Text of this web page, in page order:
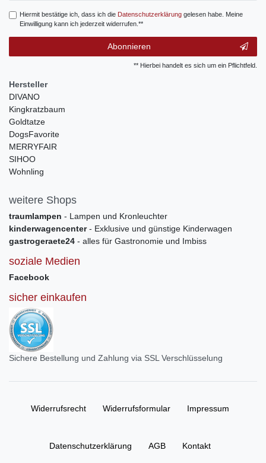
Hiermit bestätige ich, dass ich die Daten­schutz­erklärunggelesen habe. Meine
Einwilligung kann ich jederzeit widerrufen.**
Abonnieren
** Hierbei handelt es sich um ein Pflichtfeld.
Hersteller
DIVANO
Kingkratzbaum
Goldtatze
DogsFavorite
MERRYFAIR
SIHOO
Wohnling
weitere Shops
traumlampen - Lampen und Kronleuchter
kinderwagencenter- Exklusive und günstige Kinderwagen
gastrogeraete24 - alles für Gastronomie und Imbiss
soziale Medien
Facebook
sicher einkaufen
Sichere Bestellung und Zahlung via SSL Verschlüsselung
Widerrufs­recht Widerrufs­formular Impressum
Daten­schutz­erklärung AGB Kontakt